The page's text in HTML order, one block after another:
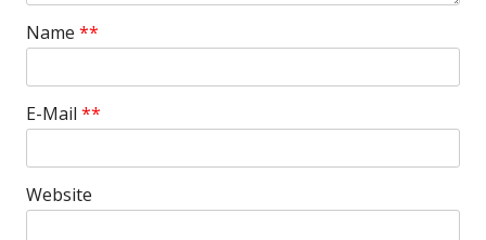
Name *
E-Mail *
Website